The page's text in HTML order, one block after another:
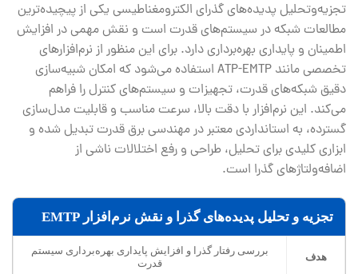
تجزیه‌وتحلیل پدیده‌های گذرای الکترومغناطیسی یکی از پیچیده‌ترین
مطالعات شبکه در سیستم‌های قدرت است و نقش مهمی در افزایش
اطمینان و پایداری بهره‌برداری دارد. برای این منظور از نرم‌افزارهای
تخصصی مانند ATP-EMTP استفاده می‌شود که امکان شبیه‌سازی
دقیق شبکه‌های قدرت، تجهیزات و سیستم‌های کنترل را فراهم
می‌کند. این نرم‌افزار با دقت بالا، سرعت مناسب و قابلیت مدل‌سازی
گسترده، به استانداردی معتبر در مهندسی برق قدرت تبدیل شده و
ابزاری کلیدی برای تحلیل، طراحی و رفع اختلالات ناشی از
اضافه‌ولتاژهای گذرا است.
تجزیه و تحلیل پدیده‌های گذرا و نقش نرم‌افزار EMTP
هدف
بررسی رفتار گذرا و افزایش پایداری بهره‌برداری سیستم
قدرت